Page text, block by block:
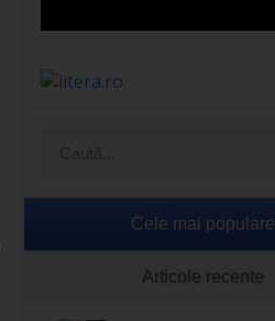
Cele mai populare
Articole recente